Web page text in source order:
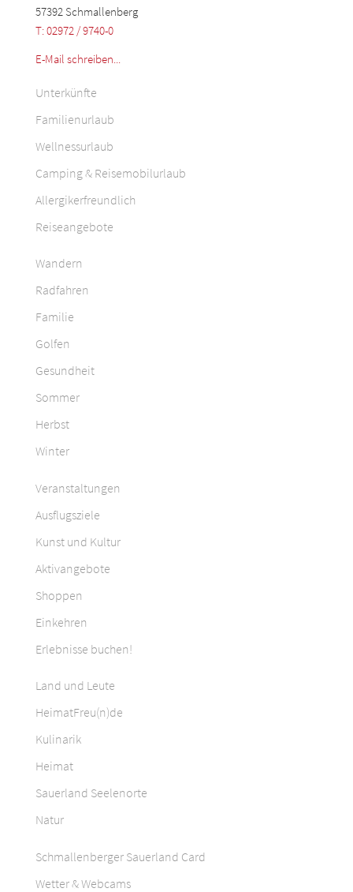
57392 Schmallenberg
T: 02972 / 9740-0
E-Mail schreiben...
Unterkünfte
Familienurlaub
Wellnessurlaub
Camping & Reisemobilurlaub
Allergikerfreundlich
Reiseangebote
Wandern
Radfahren
Familie
Golfen
Gesundheit
Sommer
Herbst
Winter
Veranstaltungen
Ausflugsziele
Kunst und Kultur
Aktivangebote
Shoppen
Einkehren
Erlebnisse buchen!
Land und Leute
HeimatFreu(n)de
Kulinarik
Heimat
Sauerland Seelenorte
Natur
Schmallenberger Sauerland Card
Wetter & Webcams